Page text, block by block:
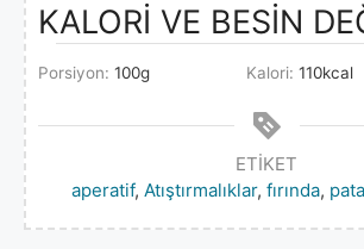
KALORİ VE BESİN
Porsiyon: 100g Kalori: 110kcal
ETIKET
aperatif, Atıştırmalıklar, fırında,